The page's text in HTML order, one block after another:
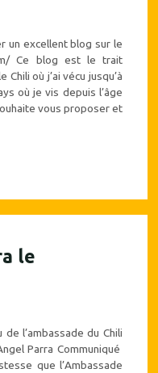
un excellent blog sur le
Ce blog est le trait
Chili où j’ai vécu jusqu’à
où je vis depuis l’âge
vous proposer et
le
l’ambassade du Chili
Parra Communiqué
que l’Ambassade